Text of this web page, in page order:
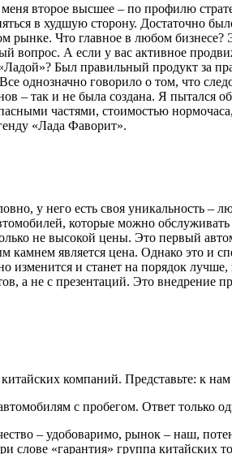
второе высшее – по профилю
в худшую сторону. Достаточно
Что главное в любом бизнесе?
вопрос. А если у вас активное
Был правильный продукт за
однозначно говорило о том, что
– так и не была создана. Я пытался
частями, стоимостью
«Лада Фаворит».
у него есть своя уникальность –
которые можно обслуживать
не высокой цены. Это первый
является цена. Однако это и
изменится и станет на порядок
а не с презентаций. Это внедрение
компаний. Представьте: к
с пробегом. Ответ только
– удобоваримо, рынок – наш,
«гарантия» группа китайских